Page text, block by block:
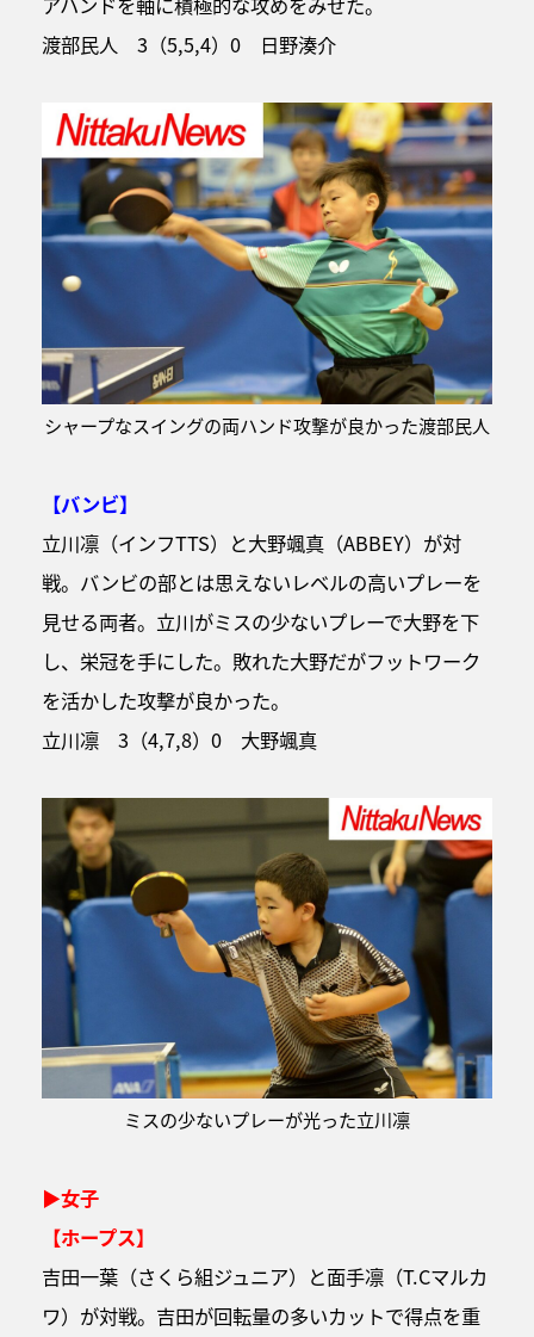
渡部民人 3（5,5,4）0 日野湊介
シャープなスイングの両ハンド攻撃が良かった渡部民人
【バンビ】
立川凛（インフTTS）と大野颯真（ABBEY）が対
戦。バンビの部とは思えないレベルの高いプレーを
見せる両者。立川がミスの少ないプレーで大野を下
し、栄冠を手にした。敗れた大野だがフットワーク
を活かした攻撃が良かった。
立川凛 3（4,7,8）0 大野颯真
ミスの少ないプレーが光った立川凛
▶女子
【ホープス】
吉田一葉（さくら組ジュニア）と面手凛（T.Cマルカ
ワ）が対戦。吉田が回転量の多いカットで得点を重